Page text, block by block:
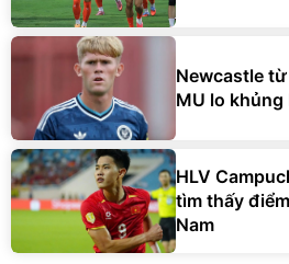
Newcastle
MU lo
HLV
tìm thấy
Nam